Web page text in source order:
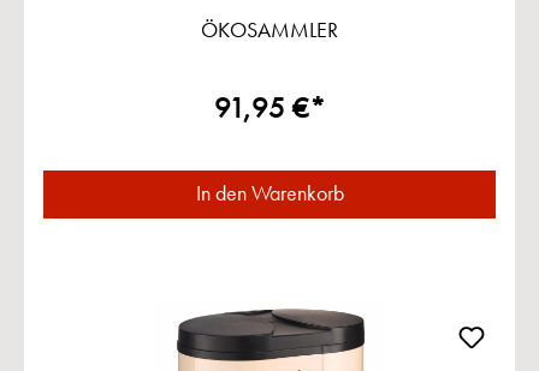
ÖKOSAMMLER
91,95 €*
In den Warenkorb